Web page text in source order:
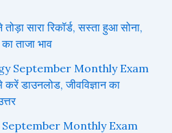
सारा रिकॉर्ड, सस्ता हुआ सोना,
ताजा भाव
September Monthly Exam
डाउनलोड, जीवविज्ञान का
Monthly Exam